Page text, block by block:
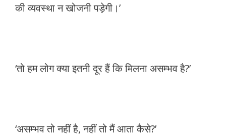
की व्यवस्था न खोजनी पड़ेगी।’
‘तो हम लोग क्या इतनी दूर हैं कि मिलना असम्भव है?’
‘असम्भव तो नहीं है, नहीं तो मैं आता कैसे?’